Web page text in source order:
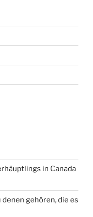
in Canada
gehören, die es